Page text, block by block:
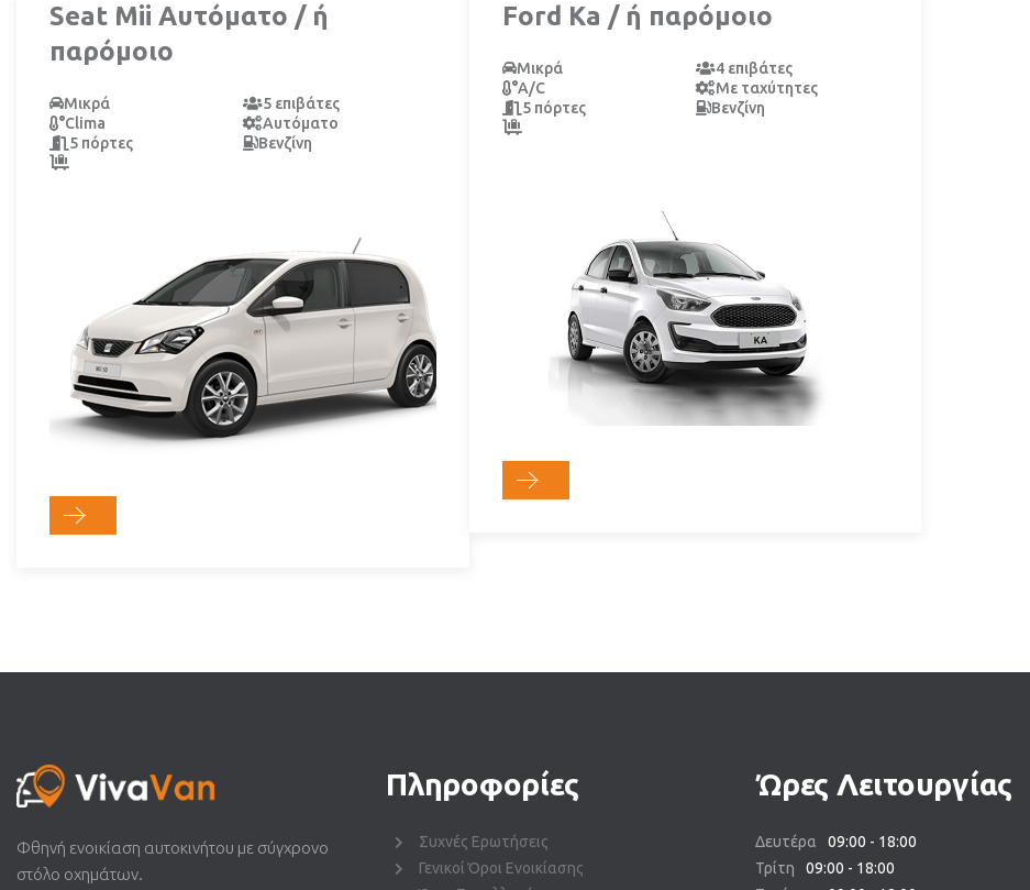
Seat Mii Αυτόματο / ή
παρόμοιο
Μικρά
5 επιβάτες
Clima
Αυτόματο
5 πόρτες
Βενζίνη
Ford Ka / ή παρόμοιο
Μικρά
4 επιβάτες
A/C
Με ταχύτητες
5 πόρτες
Βενζίνη
Φθηνή ενοικίαση αυτοκινήτου με σύγχρονο
στόλο οχημάτων.
Πληροφορίες
Συχνές Ερωτήσεις
Γενικοί Όροι Ενοικίασης
Ώρες Λειτουργίας
Δευτέρα
09:00 - 18:00
Τρίτη
09:00 - 18:00